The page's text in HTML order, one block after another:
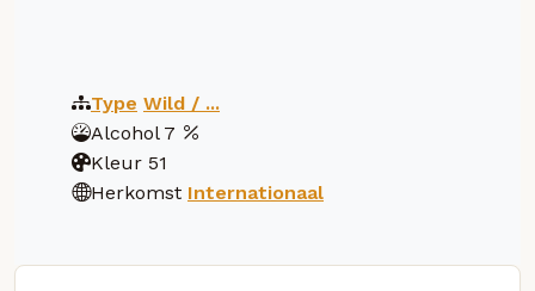
Type Wild / ...
Alcohol 7
Kleur 51
Herkomst Internationaal